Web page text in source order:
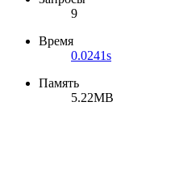
9
Время
0.0241s
Память
5.22MB